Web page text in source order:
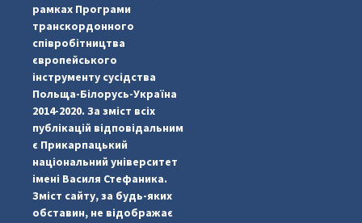
рамках Програми
транскордонного
співробітництва
європейського
інструменту сусідства
Польща-Білорусь-Україна
2014-2020. За зміст всіх
публікацій відповідальним
є Прикарпацький
національний університет
імені Василя Стефаника.
Зміст сайту, за будь-яких
обставин, не відображає